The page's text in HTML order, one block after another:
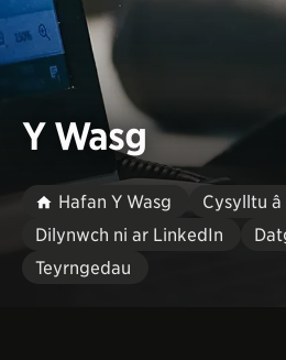
Y Wasg
Hafan Y Wasg
Cysylltu â
Dilynwch ni ar LinkedIn
Teyrngedau